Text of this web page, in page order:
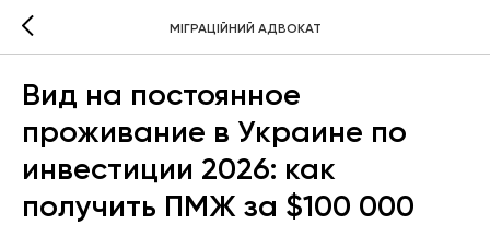
МІГРАЦІЙНИЙ АДВОКАТ
Вид на постоянное
проживание в Украине по
инвестиции 2026: как
получить ПМЖ за $100 000